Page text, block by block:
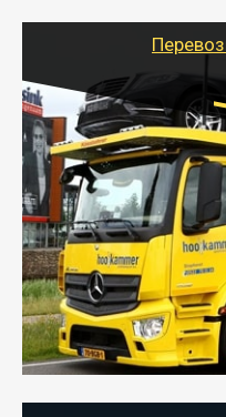
Цена за
- Перевозка
быстрый и безопасный
легковых
город.
- Наша транспортная
машин автовозом,
учетом всех